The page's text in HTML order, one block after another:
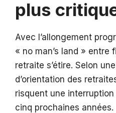
plus
Avec l’allongement
« no man’s land » entre
retraite s’étire. Selon
d’orientation des
risquent une
cinq prochaines